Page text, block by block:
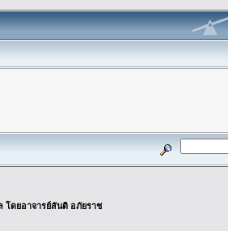
โดยอาจารย์สันติ อภัยราช